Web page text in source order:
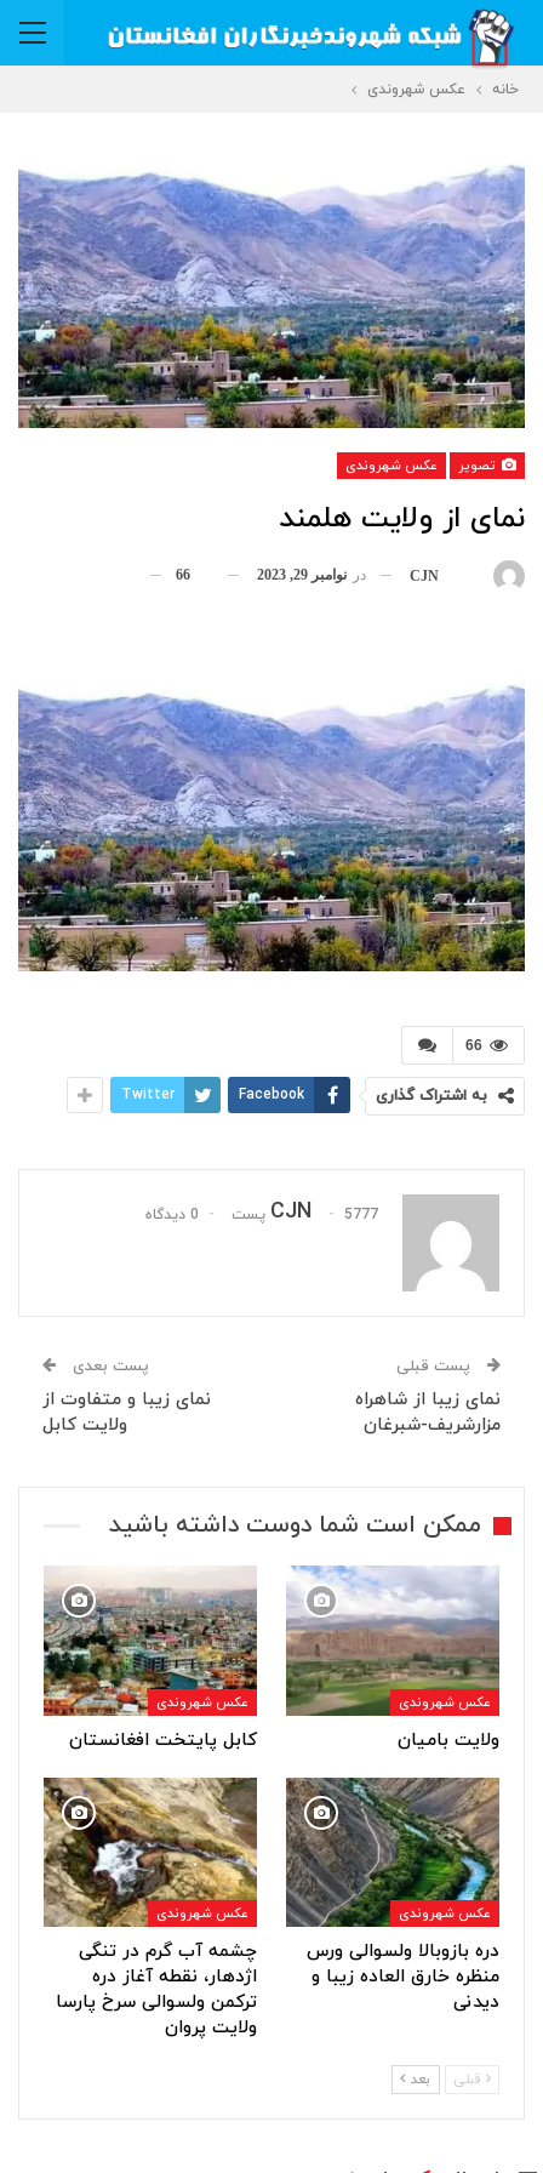
خانه عکس شهروندی
تصویر عکس شهروندی
نمای از ولایت هلمند
CJN در نوامبر 29, 2023 66
66
به اشتراک گذاری Facebook
Twitter
CJN 5777 پست 0 دیدگاه
پست قبلی
نمای زیبا از شاهراه
مزارشریف-شبرغان
پست بعدی
نمای زیبا و متفاوت از
ولایت کابل
ممکن است شما دوست داشته باشید
عکس شهروندی
ولایت بامیان
عکس شهروندی
کابل پایتخت افغانستان
عکس شهروندی
دره بازوبالا ولسوالی ورس
منظره خارق العاده زیبا و
دیدنی
عکس شهروندی
چشمه آب گرم در تنگی
اژدهار، نقطه آغاز دره
ترکمن ولسوالی سرخ پارسا
ولایت پروان
قبلی بعد